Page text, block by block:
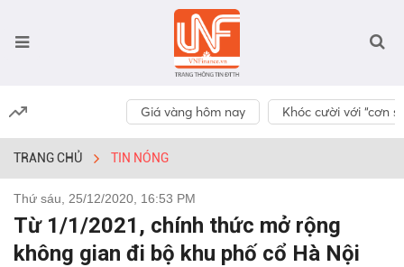
Giá vàng hôm nay Khóc cười với “cơn
TRANG CHỦ TIN NÓNG
Thứ sáu, 25/12/2020, 16:53 PM
Từ 1/1/2021, chính thức mở rộng
không gian đi bộ khu phố cổ Hà Nội